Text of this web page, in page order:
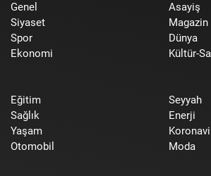
Genel
Siyaset
Spor
Ekonomi
Asayiş
Magazin
Dünya
Kültür-
Eğitim
Sağlık
Yaşam
Otomobil
Seyyah
Enerji
Moda